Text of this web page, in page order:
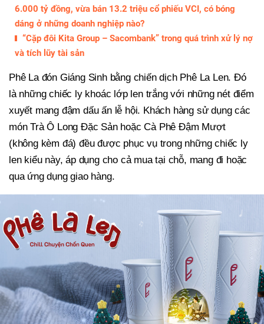
6.000 tỷ đồng, vừa bán 13.2 triệu cổ phiếu VCI, có bóng
dáng ở những doanh nghiệp nào?
“Cặp đôi Kita Group – Sacombank” trong quá trình xử lý nợ
và tích lũy tài sản
Phê La đón Giáng Sinh bằng chiến dịch Phê La Len. Đó
là những chiếc ly khoác lớp len trắng với những nét điểm
xuyết mang đậm dấu ấn lễ hội. Khách hàng sử dụng các
món Trà Ô Long Đặc Sản hoặc Cà Phê Đậm Mượt
(không kèm đá) đều được phục vụ trong những chiếc ly
len kiểu này, áp dụng cho cả mua tại chỗ, mang đi hoặc
qua ứng dụng giao hàng.